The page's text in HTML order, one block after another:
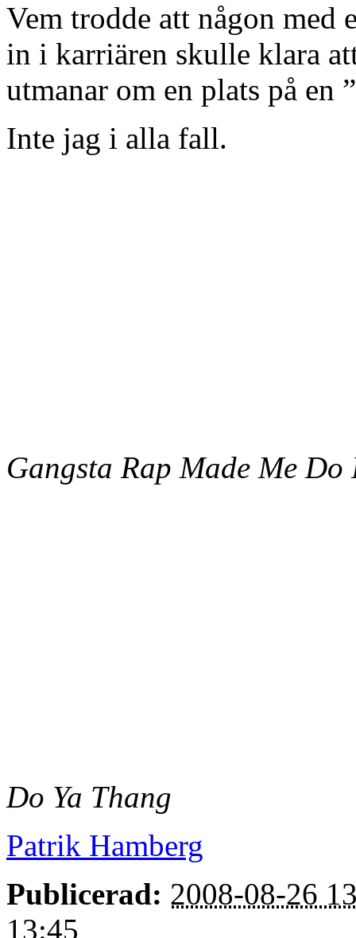
Vem trodde att någon med
in i karriären skulle klara
utmanar om en plats på en
Inte jag i alla fall.
Gangsta Rap Made Me Do
Do Ya Thang
Patrik Hamberg
Publicerad: 2008-08-26
13:45